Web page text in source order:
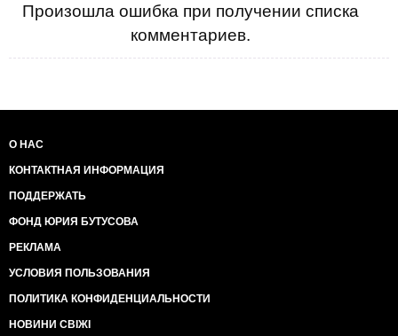
Произошла ошибка при получении списка
комментариев.
О НАС
КОНТАКТНАЯ ИНФОРМАЦИЯ
ПОДДЕРЖАТЬ
ФОНД ЮРИЯ БУТУСОВА
РЕКЛАМА
УСЛОВИЯ ПОЛЬЗОВАНИЯ
ПОЛИТИКА КОНФИДЕНЦИАЛЬНОСТИ
НОВИНИ СВІЖІ